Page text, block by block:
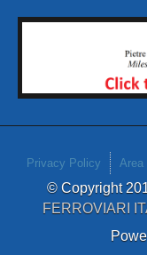
Privacy Policy Area
© Copyright
FERROVIARI